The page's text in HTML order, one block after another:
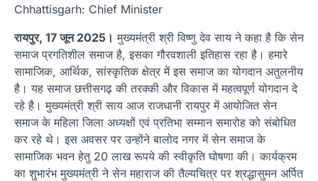
Chhattisgarh: Chief Minister
रायपुर, 17 जून 2025। मुख्यमंत्री श्री विष्णु देव साय ने कहा है कि सेन
समाज प्रगतिशील समाज है, इसका गौरवशाली इतिहास रहा है। हमारे
सामाजिक, आर्थिक, सांस्कृतिक क्षेत्र में इस समाज का योगदान अतुलनीय
है। यह समाज छत्तीसगढ़ की तरक्की और विकास में महत्वपूर्ण योगदान दे
रहे है। मुख्यमंत्री श्री साय आज राजधानी रायपुर में आयोजित सेन
समाज के महिला जिला अध्यक्षों एवं प्रतिभा सम्मान समारोह को संबोधित
कर रहे थे। इस अवसर पर उन्होंने बालोद नगर में सेन समाज के
सामाजिक भवन हेतु 20 लाख रूपये की स्वीकृति घोषणा की। कार्यक्रम
का शुभारंभ मुख्यमंत्री ने सेन महाराज की तैल्यचित्र पर श्रद्धासुमन अर्पित